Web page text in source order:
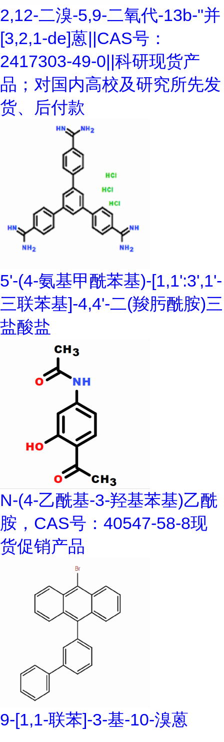
2,12-二溴-5,9-二氧代-13b-"并
[3,2,1-de]蒽||CAS号：
2417303-49-0||科研现货产
品；对国内高校及研究所先发
货、后付款
5'-(4-氨基甲酰苯基)-[1,1':3',1'-
三联苯基]-4,4'-二(羧肟酰胺)三
盐酸盐
N-(4-乙酰基-3-羟基苯基)乙酰
胺，CAS号：40547-58-8现
货促销产品
9-[1,1-联苯]-3-基-10-溴蒽